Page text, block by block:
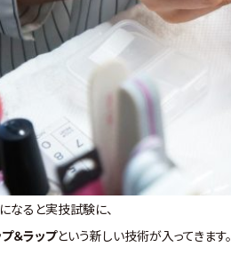
なると実技試験に、
＆ラップという新しい技術が入ってきます。